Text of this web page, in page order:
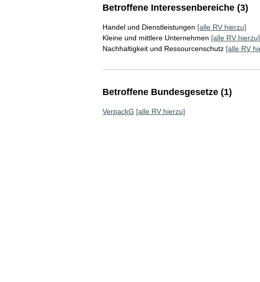
Betroffene Interessenbereiche (3)
Handel und Dienstleistungen [alle RV hierzu]
Kleine und mittlere Unternehmen [alle RV hierzu]
Nachhaltigkeit und Ressourcenschutz [alle RV
Betroffene Bundesgesetze (1)
VerpackG [alle RV hierzu]